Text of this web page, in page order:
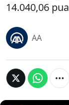
14.040,06
AA